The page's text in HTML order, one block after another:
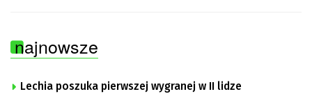
najnowsze
Lechia poszuka pierwszej wygranej w II lidze